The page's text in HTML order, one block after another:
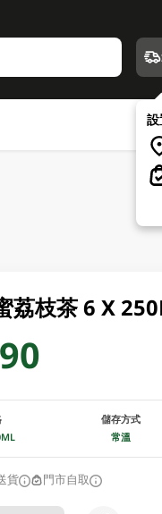
荔枝茶 6 X
儲存方式
常溫
貨 門市自取